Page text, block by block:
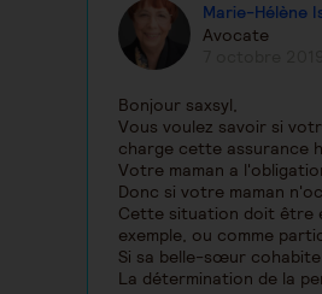
Marie-Hélène
Avocate
Bonjour saxsyl,
Vous voulez savoir si
charge cette assurance
Votre maman a
Donc si votre maman
Cette situation doit être
exemple, ou comme
Si sa belle-sœur
La détermination de la